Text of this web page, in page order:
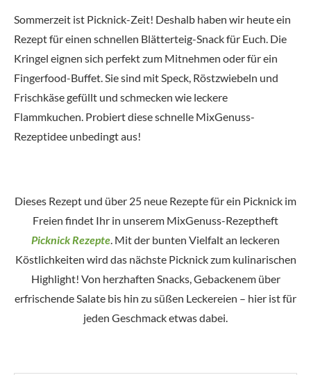
Sommerzeit ist Picknick-Zeit! Deshalb haben wir heute ein
Rezept für einen schnellen Blätterteig-Snack für Euch. Die
Kringel eignen sich perfekt zum Mitnehmen oder für ein
Fingerfood-Buffet. Sie sind mit Speck, Röstzwiebeln und
Frischkäse gefüllt und schmecken wie leckere
Flammkuchen. Probiert diese schnelle MixGenuss-
Rezeptidee unbedingt aus!
Dieses Rezept und über 25 neue Rezepte für ein Picknick im
Freien findet Ihr in unserem MixGenuss-Rezeptheft
Picknick Rezepte. Mit der bunten Vielfalt an leckeren
Köstlichkeiten wird das nächste Picknick zum kulinarischen
Highlight! Von herzhaften Snacks, Gebackenem über
erfrischende Salate bis hin zu süßen Leckereien – hier ist für
jeden Geschmack etwas dabei.